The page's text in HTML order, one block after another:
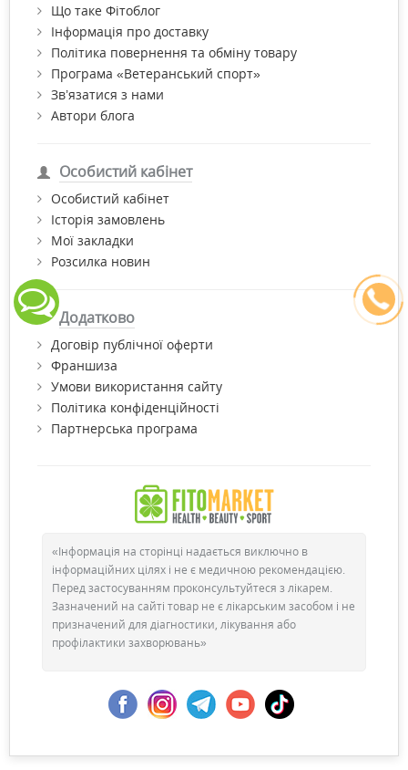
Що таке Фітоблог
Інформація про доставку
Політика повернення та обміну товару
Програма «Ветеранський спорт»
Зв’язатися з нами
Автори блога
Особистий кабінет
Особистий кабінет
Історія замовлень
Мої закладки
Розсилка новин
Додатково
Договір публічної оферти
Франшиза
Умови використання сайту
Політика конфіденційності
Партнерська програма
«Інформація на сторінці надається виключно в
інформаційних цілях і не є медичною рекомендацією.
Перед застосуванням проконсультуйтеся з лікарем.
Зазначений на сайті товар не є лікарським засобом і не
призначений для діагностики, лікування або
профілактики захворювань»